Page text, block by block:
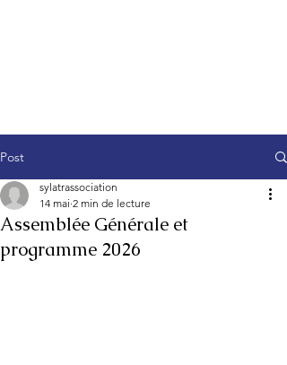
Post
Assemblée Générale et
programme 2026
sylatrassociation
14 mai 2 min de lecture